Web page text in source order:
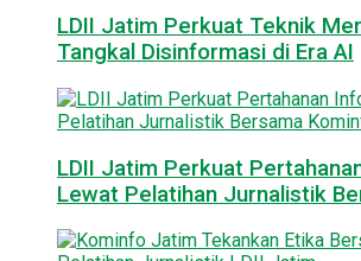
LDII Jatim Perkuat Teknik
Tangkal Disinformasi di Era AI
LDII Jatim Perkuat
Lewat Pelatihan Jurnalistik